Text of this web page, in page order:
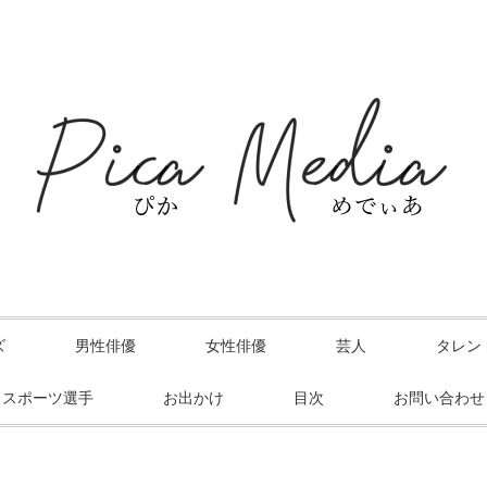
男性俳優 女性俳優 芸人 タレン
スポーツ選手 お出かけ 目次 お問い合わせ